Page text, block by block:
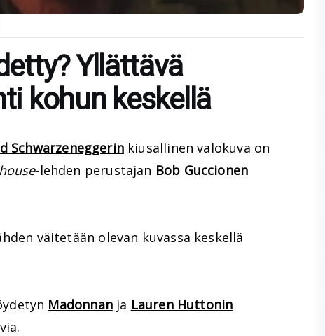
Yllättävä
kohun keskellä
Schwarzeneggerinkiusallinen valokuva on
-lehden perustajan Bob Guccionen
väitetään olevan kuvassa keskellä
Madonnanja Lauren Huttonin